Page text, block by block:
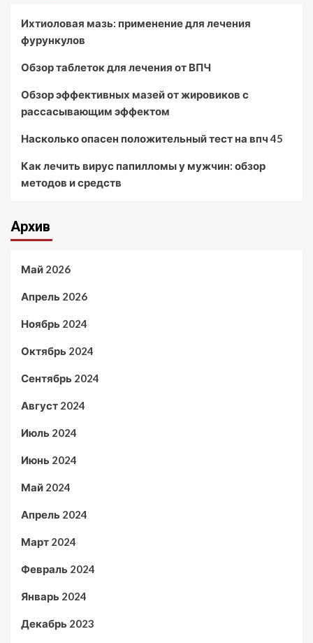
Ихтиоловая мазь: применение для лечения
фурункулов
Обзор таблеток для лечения от ВПЧ
Обзор эффективных мазей от жировиков с
рассасывающим эффектом
Насколько опасен положительный тест на впч 45
Как лечить вирус папилломы у мужчин: обзор
методов и средств
Архив
Май 2026
Апрель 2026
Ноябрь 2024
Октябрь 2024
Сентябрь 2024
Август 2024
Июль 2024
Июнь 2024
Май 2024
Апрель 2024
Март 2024
Февраль 2024
Январь 2024
Декабрь 2023